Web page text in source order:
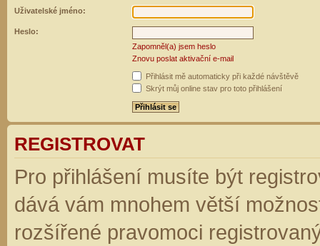
Uživatelské jméno:
Heslo:
Zapomněl(a) jsem heslo
Znovu poslat aktivační e-mail
Přihlásit mě automaticky při každé návštěvě
Skrýt můj online stav pro toto přihlášení
REGISTROVAT
Pro přihlášení musíte být
dává vám mnohem větší
rozšířené pravomoci